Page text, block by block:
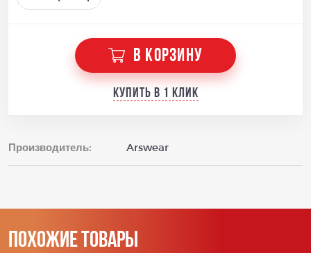
В КОРЗИНУ
Купить в 1 клик
Производитель: Arswear
Похожие товары